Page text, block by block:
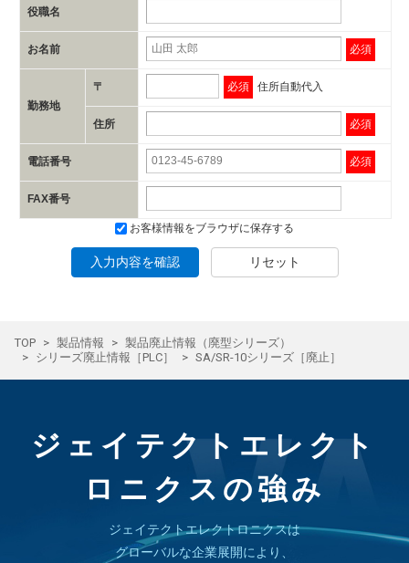
役職名
お名前 必須
勤務地
〒 必須 住所自動代入
住所 必須
電話番号 必須
FAX番号
お客様情報をブラウザに保存する
入力内容を確認 リセット
TOP 製品情報
製品廃止情報（廃型シリーズ）
シリーズ廃止情報［PLC］
SA/SR-10シリーズ［廃止］
ジェイテクトエレクト
ロニクスの強み
ジェイテクトエレクトロニクスは
グローバルな企業展開により、